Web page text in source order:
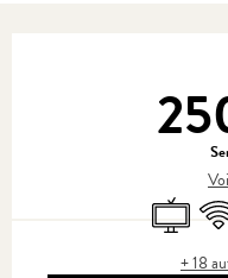
Télévision
WiFi
+ 18